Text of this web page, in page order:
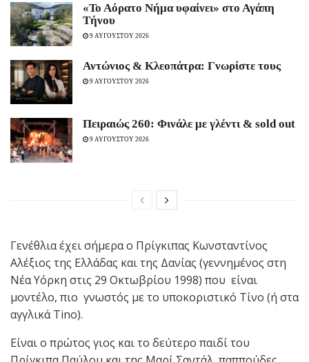
«Το Αόρατο Νήμα υφαίνει» στο Αγάπη
Τήνου
9 ΑΥΓΟΥΣΤΟΥ 2026
Αντώνιος & Κλεοπάτρα: Γνωρίστε τους
9 ΑΥΓΟΥΣΤΟΥ 2026
Πειραιώς 260: Φινάλε με γλέντι & sold out
9 ΑΥΓΟΥΣΤΟΥ 2026
Γενέθλια έχει σήμερα ο Πρίγκιπας Κωνσταντίνος
Αλέξιος της Ελλάδας και της Δανίας (γεννημένος στη
Νέα Υόρκη στις 29 Οκτωβρίου 1998) που είναι
μοντέλο, πιο γνωστός με το υποκοριστικό Τίνο (ή στα
αγγλικά Tino).
Είναι ο πρώτος γιος και το δεύτερο παιδί του